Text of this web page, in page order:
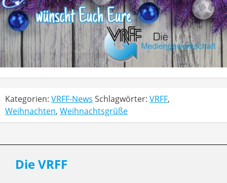
Kategorien: VRFF-News Schlagwörter: VRFF,
Weihnachten, Weihnachtsgrüße
Die VRFF